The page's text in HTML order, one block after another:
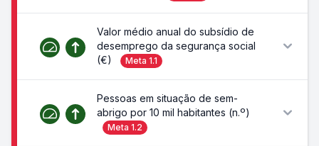
Valor médio anual do subsídio de
desemprego da segurança social
(€)
Meta 1.1
Pessoas em situação de sem-
abrigo por 10 mil habitantes (n.º)
Meta 1.2